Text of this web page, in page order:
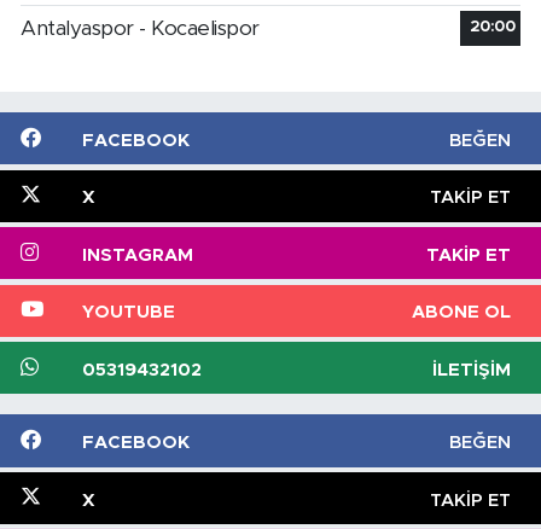
Antalyaspor - Kocaelispor 20:00
FACEBOOK BEĞEN
X TAKIP ET
INSTAGRAM TAKIP ET
YOUTUBE ABONE OL
05319432102 İLETIŞIM
FACEBOOK BEĞEN
X TAKIP ET